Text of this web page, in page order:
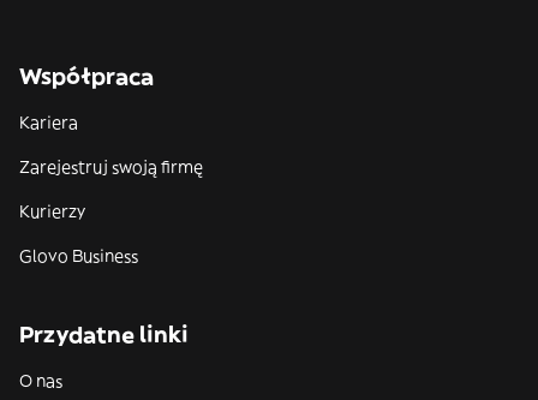
Współpraca
Kariera
Zarejestruj swoją firmę
Kurierzy
Glovo Business
Przydatne linki
O nas